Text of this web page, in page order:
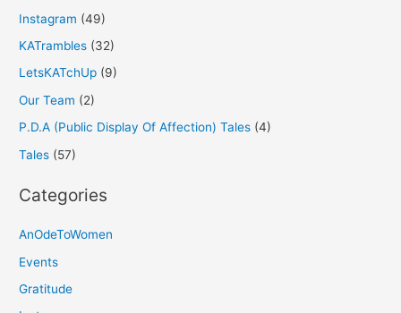
Instagram (49)
KATrambles (32)
LetsKATchUp (9)
Our Team (2)
P.D.A (Public Display Of Affection) Tales (4)
Tales (57)
Categories
AnOdeToWomen
Events
Gratitude